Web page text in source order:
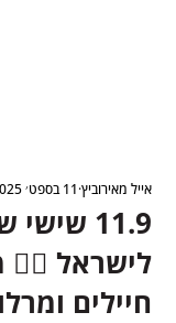
11.9
לישראל
חיילים
אייל מאירוביץ 11 בספט׳ 2025